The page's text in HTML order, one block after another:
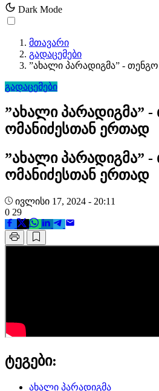
Dark Mode
მთავარი
გადაცემები
”ახალი პარადიგმა” -
გადაცემები
”ახალი პარადიგმა”
ომანიძესთან ერთად
”ახალი პარადიგმა”
ომანიძესთან ერთად
ივლისი 17, 2024 - 20:11
0 29
ტეგები:
ახალი პარადიგმა